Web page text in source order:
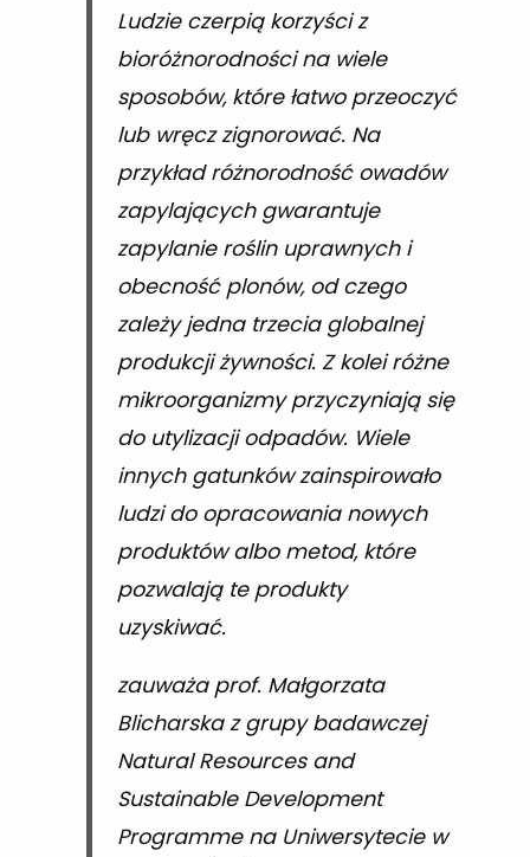
Ludzie czerpią korzyści z
bioróżnorodności na wiele
sposobów, które łatwo przeoczyć
lub wręcz zignorować. Na
przykład różnorodność owadów
zapylających gwarantuje
zapylanie roślin uprawnych i
obecność plonów, od czego
zależy jedna trzecia globalnej
produkcji żywności. Z kolei różne
mikroorganizmy przyczyniają się
do utylizacji odpadów. Wiele
innych gatunków zainspirowało
ludzi do opracowania nowych
produktów albo metod, które
pozwalają te produkty
uzyskiwać.
zauważa prof. Małgorzata
Blicharska z grupy badawczej
Natural Resources and
Sustainable Development
Programme na Uniwersytecie w